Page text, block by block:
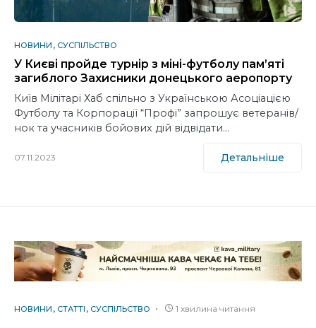
НОВИНИ СУСПІЛЬСТВО
У Києві пройде турнір з міні-футболу пам’яті
загиблого Захисники донецького аеропорту
Київ Мілітарі Хаб спільно з Українською Асоціацією
Футболу та Корпорації “Профі” запрошує ветеранів/
нок та учасників бойових дій відвідати…
07.11.2023 Детальніше
НОВИНИ СТАТТІ СУСПІЛЬСТВО 1 хвилина читання